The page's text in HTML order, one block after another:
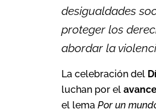
desigualdades
proteger los
abordar la
La celebración del
luchan por el
el lema Por un